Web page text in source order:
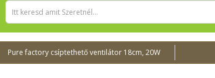
Pure factory csíptethető ventilátor 18cm, 20W